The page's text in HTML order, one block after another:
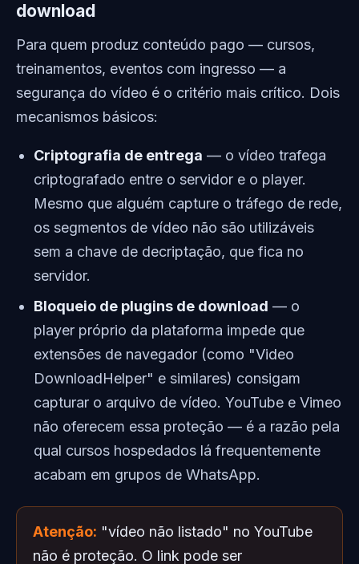
download
Para quem produz conteúdo pago — cursos,
treinamentos, eventos com ingresso — a
segurança do vídeo é o critério mais crítico. Dois
mecanismos básicos:
Criptografia de entrega — o vídeo trafega
criptografado entre o servidor e o player.
Mesmo que alguém capture o tráfego de rede,
os segmentos de vídeo não são utilizáveis
sem a chave de decriptação, que fica no
servidor.
Bloqueio de plugins de download — o
player próprio da plataforma impede que
extensões de navegador (como "Video
DownloadHelper" e similares) consigam
capturar o arquivo de vídeo. YouTube e Vimeo
não oferecem essa proteção — é a razão pela
qual cursos hospedados lá frequentemente
acabam em grupos de WhatsApp.
Atenção: "vídeo não listado" no YouTube
não é proteção. O link pode ser